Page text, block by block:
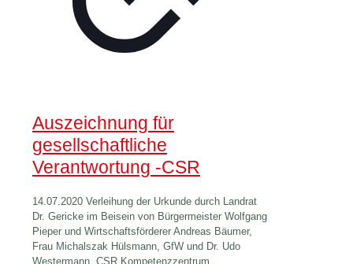
Auszeichnung für
gesellschaftliche
Verantwortung -CSR
14.07.2020 Verleihung der Urkunde durch Landrat
Dr. Gericke im Beisein von Bürgermeister Wolfgang
Pieper und Wirtschaftsförderer Andreas Bäumer,
Frau Michalszak Hülsmann, GfW und Dr. Udo
Westermann, CSR Kompetenzzentrum